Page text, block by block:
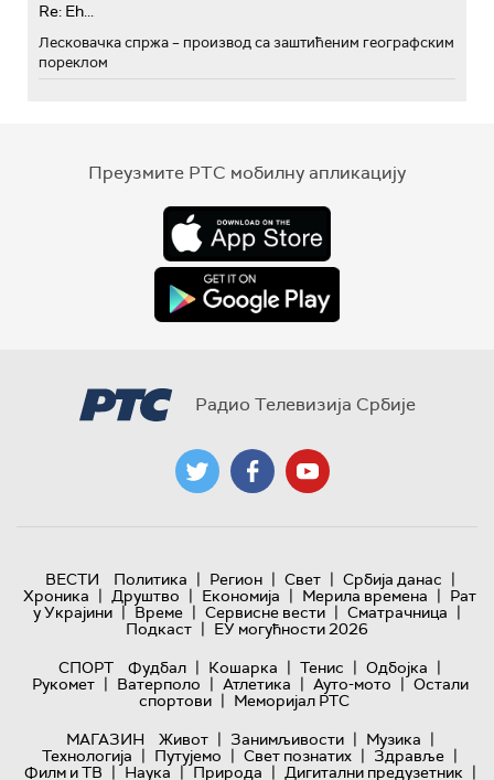
Re: Eh...
Лесковачка спржа – производ са заштићеним географским
пореклом
Преузмите РТС мобилну апликацију
Радио Телевизија Србије
ВЕСТИ Политика | Регион | Свет | Србија данас |
Хроника | Друштво | Економија | Мерила времена | Рат
у Украјини | Време | Сервисне вести | Сматрачница |
Подкаст | ЕУ могућности 2026
СПОРТ
Фудбал | Кошарка | Тенис | Одбојка |
Рукомет | Ватерполо | Атлетика | Ауто-мото | Остали
спортови | Меморијал РТС
МАГАЗИН
Живот | Занимљивости | Музика |
Технологијa | Путујемо | Свет познатих | Здравље |
Филм и ТВ | Наука | Природа | Дигитални предузетник |